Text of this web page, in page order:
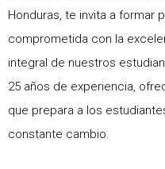
Honduras, te invita a formar
comprometida con la
integral de nuestros
25 años de experiencia,
que prepara a los
constante cambio.